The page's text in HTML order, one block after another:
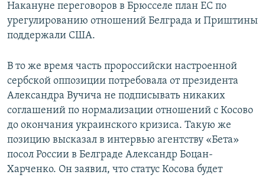
Накануне переговоров в Брюсселе план ЕС по
урегулированию отношений Белграда и Приштины
поддержали США.
В то же время часть пророссийски настроенной
сербской оппозиции потребовала от президента
Александра Вучича не подписывать никаких
соглашений по нормализации отношений с Косово
до окончания украинского кризиса. Такую же
позицию высказал в интервью агентству «Бета»
посол России в Белграде Александр Боцан-
Харченко. Он заявил, что статус Косова будет